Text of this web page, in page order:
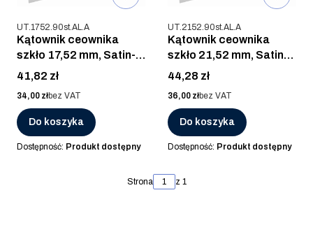
Kod produktu
UT.1752.90st.AL.A
Kątownik ceownika
szkło 17,52 mm, Satin-
ELOX, AL. ANOD
Cena
41,82 zł
Cena
34,00 złbez VAT
Do koszyka
Dostępność: Produkt dostępny
Kod produktu
UT.2152.90st.AL.A
Kątownik ceownika
szkło 21,52 mm, Satin-
ELOX, AL. ANOD
Cena
44,28 zł
Cena
36,00 złbez VAT
Do koszyka
Dostępność: Produkt dostępny
Strona z 1